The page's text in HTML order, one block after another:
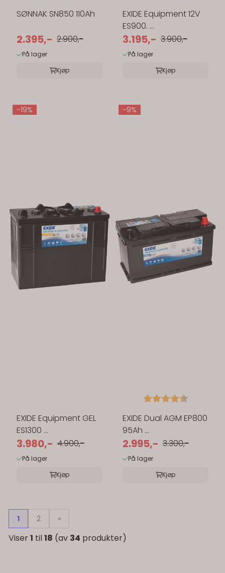
SØNNAK SN850 110Ah
2.395,- 2.900,-
På lager
Kjøp
EXIDE Equipment 12V
ES900. ...
3.195,- 3.900,-
På lager
Kjøp
-19%
EXIDE Equipment GEL
ES1300 ...
3.980,- 4.900,-
På lager
Kjøp
-9%
Karakter:
EXIDE Dual AGM EP800
95Ah ...
2.995,- 3.300,-
På lager
Kjøp
1 2 »
Viser1 til 18 (av 34 produkter)